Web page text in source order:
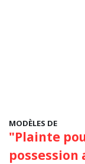
MODÈLES DE
"Plainte
possession